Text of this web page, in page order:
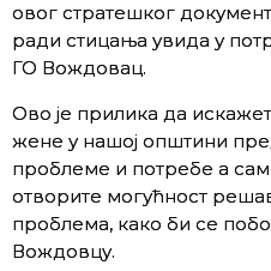
овог стратешког
ради стицања увида у
ГО Вождовац.
Ово је прилика да
жене у нашој општини
проблеме и потребе а
отворите могућност
проблема, како би се
Вождовцу.